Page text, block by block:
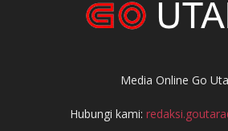
Media Online Go
Hubungi kami: